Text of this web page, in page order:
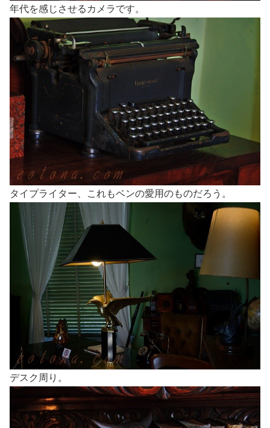
年代を感じさせるカメラです。
タイプライター、これもベンの愛用のものだろう。
デスク周り。